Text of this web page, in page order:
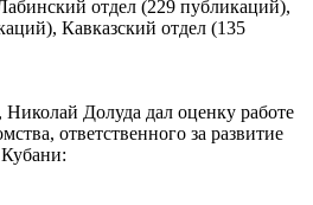
отдел (229 публикаций),
Кавказский отдел (135
Николай Долуда дал оценку работе
ответственного за развитие
Кубани: